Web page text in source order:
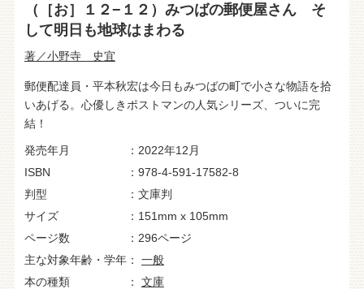
（［お］１２−１２）みつばの郵便屋さん そ
して明日も地球はまわる
著／小野寺 史宜
郵便配達員・平本秋宏は今日もみつばの町で小さな物語を拾
いあげる。心優しきポストマンの人気シリーズ、ついに完
結！
発売年月
2022年12月
ISBN
978-4-591-17582-8
判型
文庫判
サイズ
151mm x 105mm
ページ数
296ページ
主な対象年齢・学年
一般
本の種類
文庫